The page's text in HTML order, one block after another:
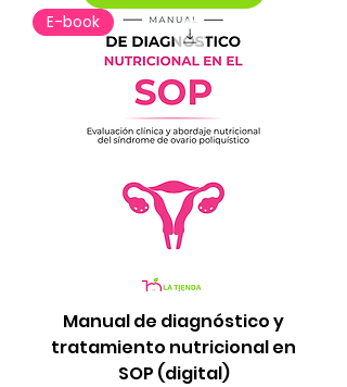
E-book
Manual de diagnóstico y
tratamiento nutricional en
SOP (digital)